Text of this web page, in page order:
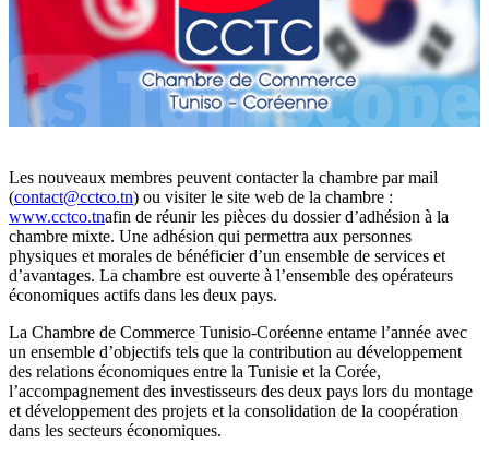
Les nouveaux membres peuvent contacter la chambre par mail
(contact@cctco.tn) ou visiter le site web de la chambre :
www.cctco.tnafin de réunir les pièces du dossier d’adhésion à la
chambre mixte. Une adhésion qui permettra aux personnes
physiques et morales de bénéficier d’un ensemble de services et
d’avantages. La chambre est ouverte à l’ensemble des opérateurs
économiques actifs dans les deux pays.
La Chambre de Commerce Tunisio-Coréenne entame l’année avec
un ensemble d’objectifs tels que la contribution au développement
des relations économiques entre la Tunisie et la Corée,
l’accompagnement des investisseurs des deux pays lors du montage
et développement des projets et la consolidation de la coopération
dans les secteurs économiques.